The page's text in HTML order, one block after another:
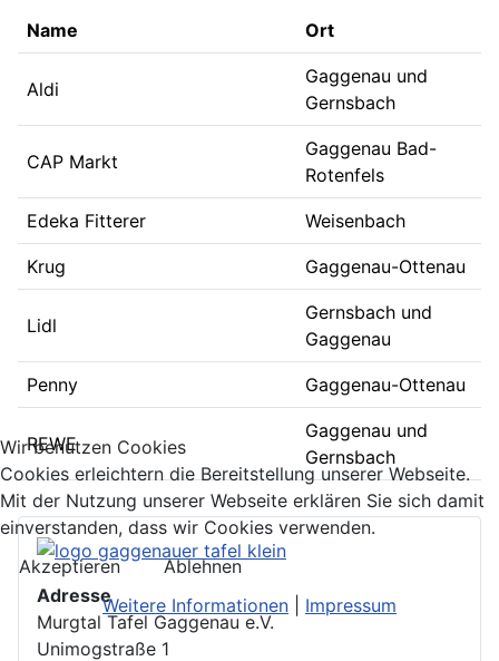
Adresse
Murgtal Tafel Gaggenau e.V.
Unimogstraße 1
Name Ort
Aldi
Gaggenau und
Gernsbach
CAP Markt
Gaggenau Bad-
Rotenfels
Edeka Fitterer Weisenbach
Krug Gaggenau-Ottenau
Lidl
Gernsbach und
Gaggenau
Penny Gaggenau-Ottenau
REWE
Gaggenau und
Gernsbach
Wir benutzen Cookies
Cookies erleichtern die Bereitstellung unserer Webseite.
Mit der Nutzung unserer Webseite erklären Sie sich damit
einverstanden, dass wir Cookies verwenden.
Akzeptieren
Ablehnen
Weitere Informationen
Impressum